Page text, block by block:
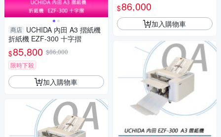
商店 UCHIDA 內田 A3 摺紙機
折紙機 EZF-300 十字摺
$85,800 $86,000
限時下殺
加入購物車
$86,000
加入購物車